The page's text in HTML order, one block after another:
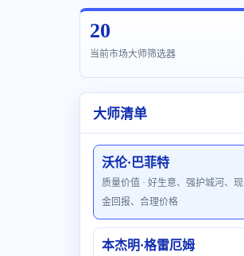
20
当前市场大师筛选器
大师清单
沃伦·巴菲特
质量价值 · 好生意、强护城河、现
金回报、合理价格
本杰明·格雷厄姆